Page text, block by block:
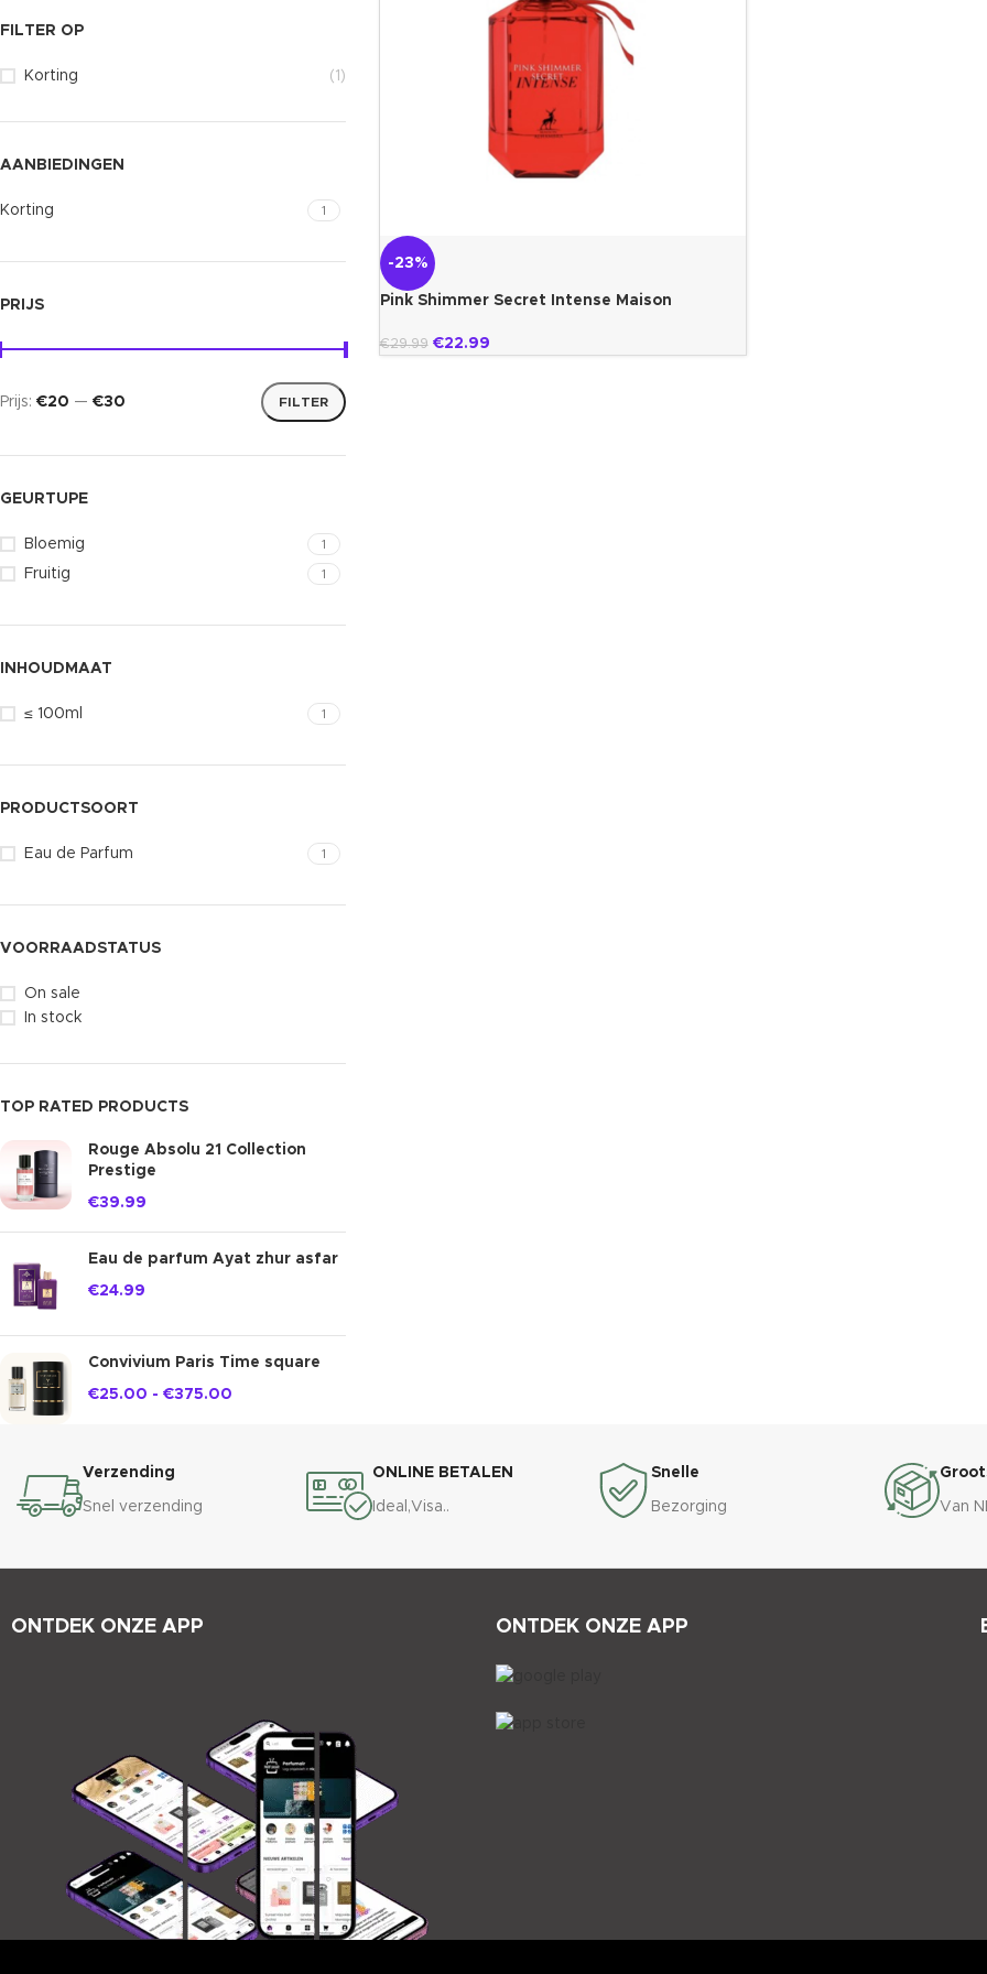
FILTER OP
Korting (1)
AANBIEDINGEN
Korting 1
PRIJS
FILTER
Prijs: €20 — €30
GEURTUPE
Bloemig 1
Fruitig 1
INHOUDMAAT
≤ 100ml 1
PRODUCTSOORT
Eau de Parfum 1
VOORRAADSTATUS
On sale
In stock
TOP RATED PRODUCTS
Rouge Absolu 21 Collection
Prestige
€39.99
Eau de parfum Ayat zhur asfar
€24.99
Convivium Paris Time square
€25.00 - €375.00
-23%
Pink Shimmer Secret Intense Maison
€29.99 €22.99
Verzending
Snel verzending
ONLINE BETALEN
Ideal,Visa..
Snelle
Bezorging Van
ONTDEK ONZE APP ONTDEK ONZE APP